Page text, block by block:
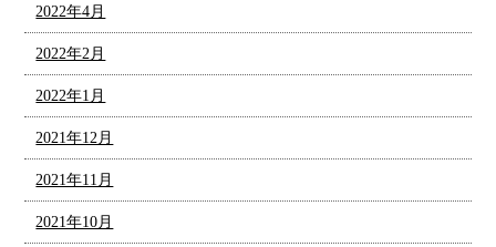
2022年4月
2022年2月
2022年1月
2021年12月
2021年11月
2021年10月